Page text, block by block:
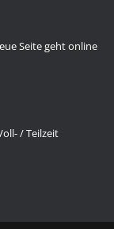
Seite geht online
/ Teilzeit